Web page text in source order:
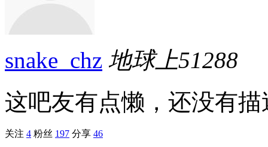
snake_chz 地球上51288
这吧友有点懒，还没有描
关注 4 粉丝 197 分享 46